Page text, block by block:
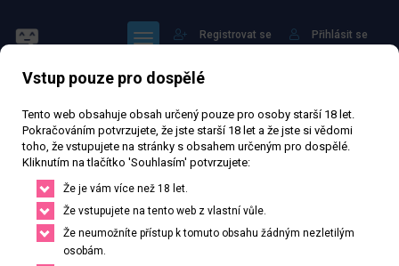
Přihlásit se
Registrovat se
Vstup pouze pro dospělé
Tento web obsahuje obsah určený pouze pro osoby starší 18 let.
Pokračováním potvrzujete, že jste starší 18 let a že jste si vědomi
toho, že vstupujete na stránky s obsahem určeným pro dospělé.
Kliknutím na tlačítko 'Souhlasím' potvrzujete:
Že je vám více než 18 let.
Že vstupujete na tento web z vlastní vůle.
Že neumožníte přístup k tomuto obsahu žádným nezletilým
osobám.